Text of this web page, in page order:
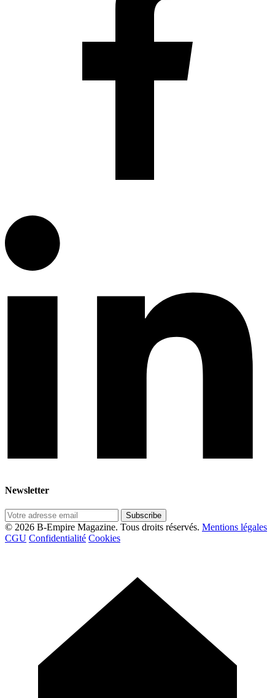
Newsletter
Subscribe
© 2026 B-Empire Magazine. Tous droits réservés. Mentions légales
CGU Confidentialité Cookies